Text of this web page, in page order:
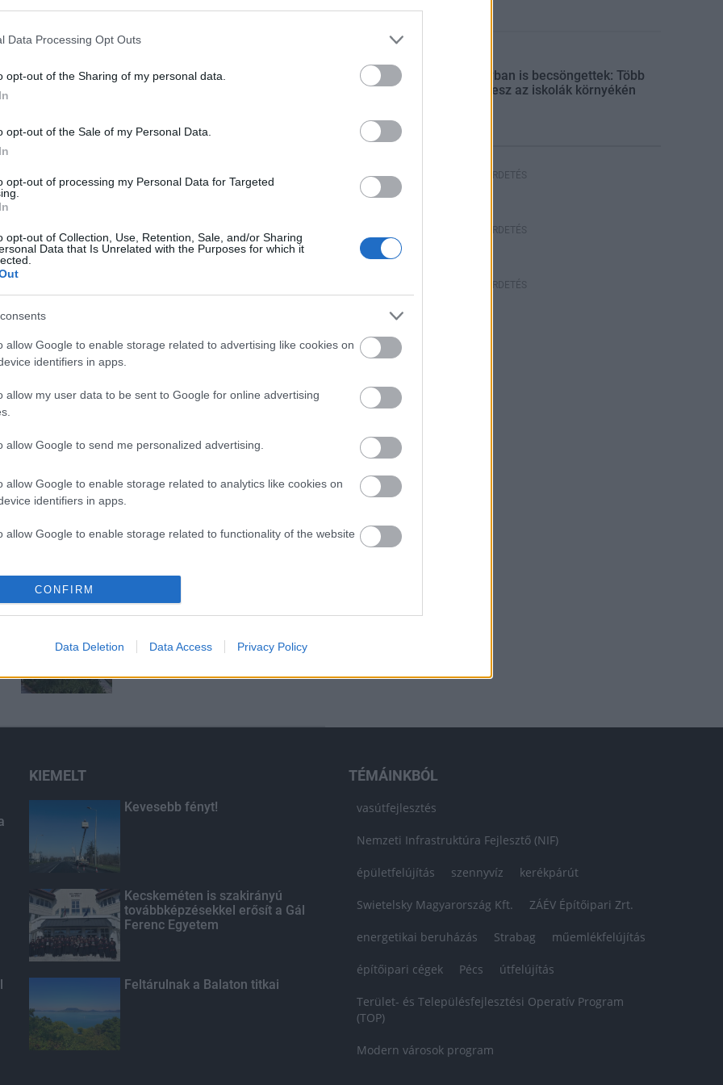
Data Processing Opt Outs
opt-out of the Sharing of my personal data.
opt-out of the Sale of my Personal Data.
opt-out of processing my Personal Data for Targeted
opt-out of Collection, Use, Retention, Sale, and/or Sharing
Data that Is Unrelated with the Purposes for which it
allow Google to enable storage related to advertising like cookies on
identifiers in apps.
allow my user data to be sent to Google for online advertising
allow Google to send me personalized advertising.
allow Google to enable storage related to analytics like cookies on
identifiers in apps.
allow Google to enable storage related to functionality of the website
allow Google to enable storage related to personalization.
functionality and fraud prevention, and other user protection.
CONFIRM
Data Deletion Data Access Privacy Policy
Országos hírek
Ferenc Egyetem
Paks II.: Mit jelent az 5. blokk új
árnyékában?
Elkészült a Liszt Ferenc repülőtér
és közműhálózatának fejlesztése
Látlelet a hazai víziközművekről?
készül Mohács a csata ötszázadik
évfordulójára
Somogyban is becsöngettek: Több
rendőr lesz az iskolák környékén
HIRDETÉS
HÍRDETÉS
HÍRDETÉS
KIEMELT
Kevesebb fényt!
Kecskeméten is szakirányú
továbbképzésekkel erősít a Gál
Ferenc Egyetem
Feltárulnak a Balaton titkai
TÉMÁINKBÓL
vasútfejlesztés
Nemzeti Infrastruktúra Fejlesztő (NIF)
épületfelújítás szennyvíz kerékpárút
Swietelsky Magyarország Kft. ZÁÉV Építőipari Zrt.
energetikai beruházás Strabag műemlékfelújítás
építőipari cégek Pécs útfelújítás
Terület- és Településfejlesztési Operatív Program
(TOP)
Modern városok program